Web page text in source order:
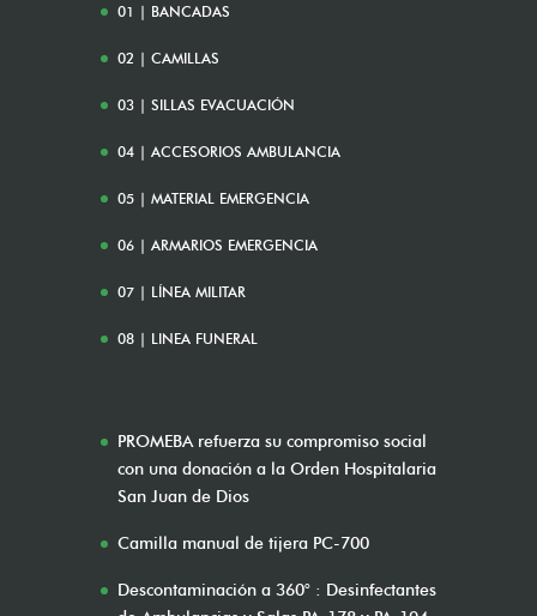
01 | BANCADAS
02 | CAMILLAS
03 | SILLAS EVACUACIÓN
04 | ACCESORIOS AMBULANCIA
05 | MATERIAL EMERGENCIA
06 | ARMARIOS EMERGENCIA
07 | LÍNEA MILITAR
08 | LINEA FUNERAL
PROMEBA refuerza su compromiso social
con una donación a la Orden Hospitalaria
San Juan de Dios
Camilla manual de tijera PC-700
Descontaminación a 360° : Desinfectantes